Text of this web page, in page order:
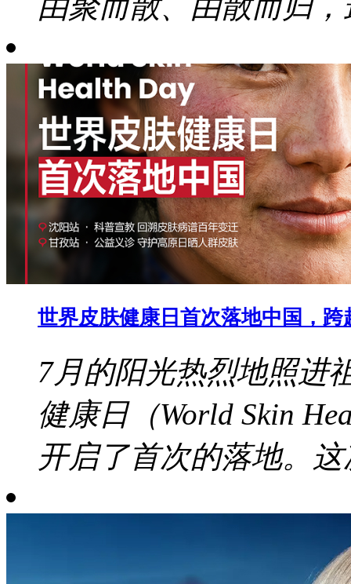
世界皮肤健康日首次落地中国，
7月的阳光热烈地照进
健康日（World Skin
开启了首次的落地。这